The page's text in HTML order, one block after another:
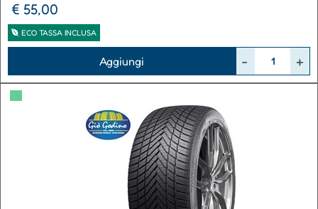
€ 55,00
ECO TASSA INCLUSA
Aggiungi
▀